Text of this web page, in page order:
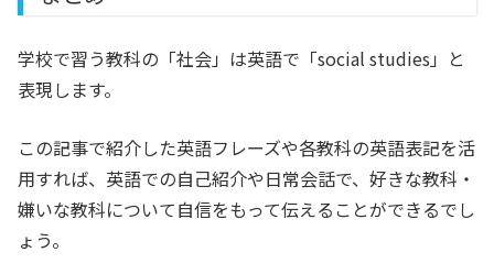
学校で習う教科の「社会」は英語で「social studies」と
表現します。
この記事で紹介した英語フレーズや各教科の英語表記を活
用すれば、英語での自己紹介や日常会話で、好きな教科・
嫌いな教科について自信をもって伝えることができるでし
ょう。